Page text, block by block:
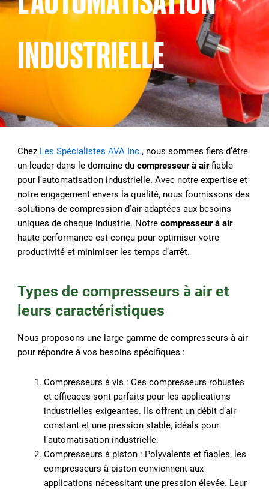
INDUSTRIELLE
Chez Les Spécialistes AVA Inc., nous sommes fiers d’être
un leader dans le domaine ducompresseur à airfiable
pour l’automatisation industrielle. Avec notre expertise et
notre engagement envers la qualité, nous fournissons des
solutions de compression d’air adaptées aux besoins
uniques de chaque industrie. Notrecompresseur à air
haute performance est conçu pour optimiser votre
productivité et minimiser les temps d’arrêt.
Types de compresseurs à air et
leurs caractéristiques
Nous proposons une large gamme de compresseurs à air
pour répondre à vos besoins spécifiques :
Compresseurs à vis : Ces compresseurs robustes
et efficaces sont parfaits pour les applications
industrielles exigeantes. Ils offrent un débit d’air
constant et une pression stable, idéals pour
l’automatisation industrielle.
Compresseurs à piston : Polyvalents et fiables, les
compresseurs à piston conviennent aux
applications nécessitant une pression élevée. Leur